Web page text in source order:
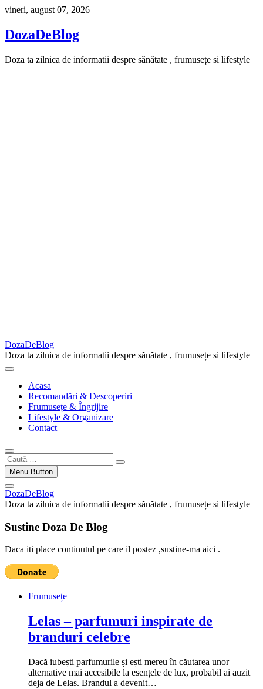
Skip
content
vineri, august 07, 2026
DozaDeBlog
Doza ta zilnica de informatii despre sănătate , frumusețe si lifestyle
DozaDeBlog
Doza ta zilnica de informatii despre sănătate , frumusețe si lifestyle
Acasa
Recomandări & Descoperiri
Frumusețe & Îngrijire
Lifestyle & Organizare
Contact
Caută
…Menu Button
DozaDeBlog
Doza ta zilnica de informatii despre sănătate , frumusețe si lifestyle
Sustine Doza De Blog
Daca iti place continutul pe care il postez ,sustine-ma aici .
Frumusețe
Lelas – parfumuri inspirate de
branduri celebre
Dacă iubești parfumurile și ești mereu în căutarea unor
alternative mai accesibile la esențele de lux, probabil ai auzit
deja de Lelas. Brandul a devenit…